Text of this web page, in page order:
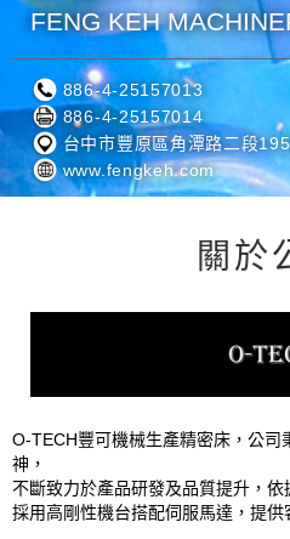
FENG KEH
886-4-25157013
886-4-25157014
台中市豐原區角潭路二段
www.fengkeh.com
關於
O-TECH豐可機械生產精密床，公司
神，
不斷致力於產品研發及品質提升，依
採用高剛性機台搭配伺服馬達，提供